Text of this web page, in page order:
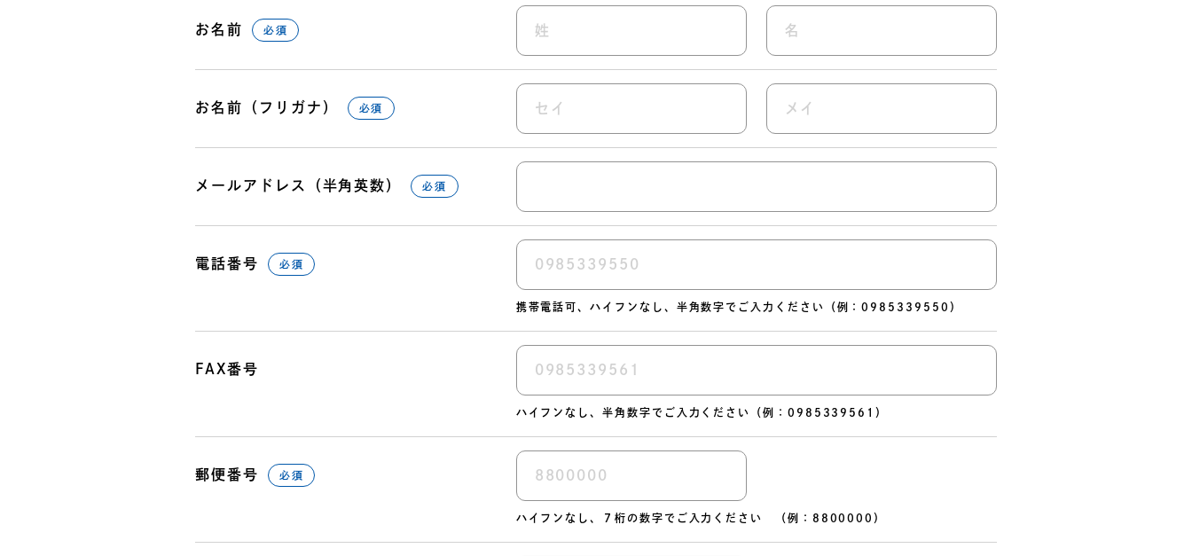
お名前 必須
お名前（フリガナ） 必須
メールアドレス（半角英数） 必須
電話番号 必須
携帯電話可、ハイフンなし、半角数字でご入力ください （例：0985339550）
FAX番号
ハイフンなし、半角数字でご入力ください （例：0985339561）
郵便番号 必須
ハイフンなし、７桁の数字でご入力ください （例：8800000）